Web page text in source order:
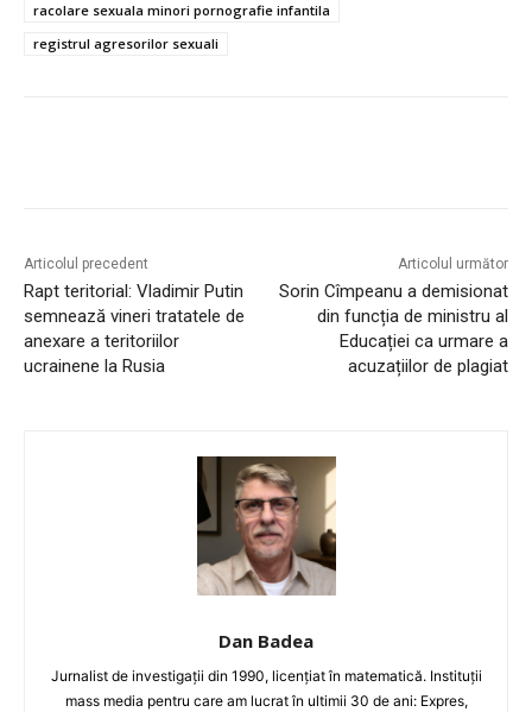
racolare sexuala minori pornografie infantila
registrul agresorilor sexuali
Articolul precedent
Rapt teritorial: Vladimir Putin
semnează vineri tratatele de
anexare a teritoriilor
ucrainene la Rusia
Articolul următor
Sorin Cîmpeanu a demisionat
din funcția de ministru al
Educației ca urmare a
acuzațiilor de plagiat
Dan Badea
Jurnalist de investigații din 1990, licențiat în matematică. Instituții
mass media pentru care am lucrat în ultimii 30 de ani: Expres,